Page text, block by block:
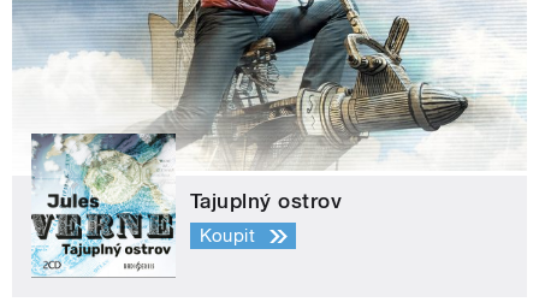
Tajuplný ostrov
Koupit